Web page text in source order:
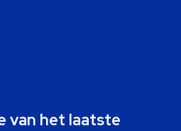
van het laatste